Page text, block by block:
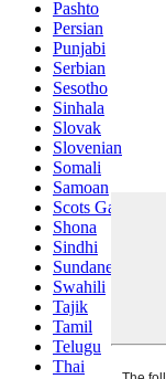
Pashto
Persian
Punjabi
Serbian
Sesotho
Sinhala
Slovak
Slovenian
Somali
Samoan
Scots Gaelic
Shona
Sindhi
Sundanese
Swahili
Tajik
Tamil
Telugu
Thai